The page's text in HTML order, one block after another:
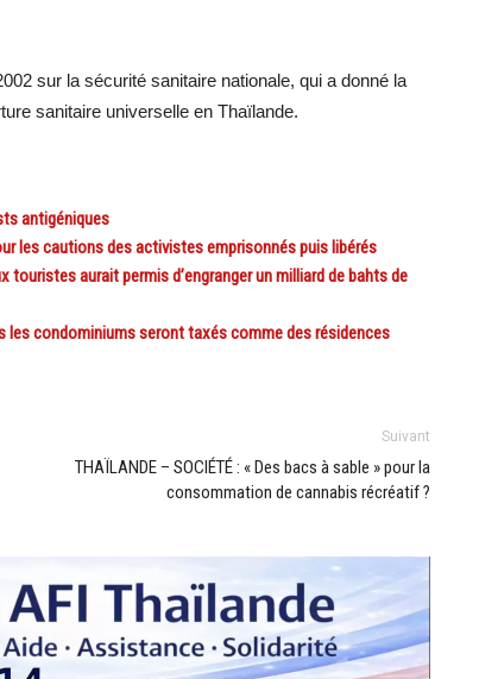
sur la sécurité sanitaire nationale, qui a donné la
sanitaire universelle en Thaïlande.
antigéniques
les cautions des activistes emprisonnés puis libérés
touristes aurait permis d’engranger un milliard de bahts de
les condominiums seront taxés comme des résidences
Suivant
THAÏLANDE – SOCIÉTÉ : « Des bacs à sable » pour la
consommation de cannabis récréatif ?